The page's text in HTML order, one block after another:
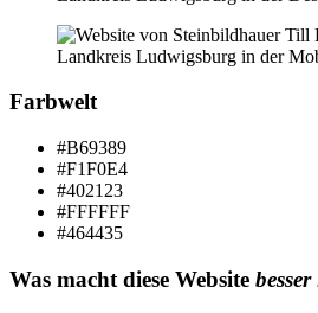
Farbwelt
#B69389
#F1F0E4
#402123
#FFFFFF
#464435
Was macht diese Website